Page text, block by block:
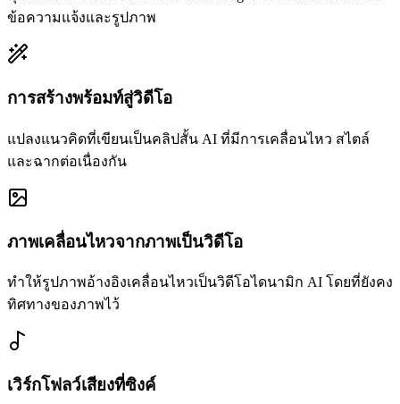
ข้อความแจ้งและรูปภาพ
การสร้างพร้อมท์สู่วิดีโอ
แปลงแนวคิดที่เขียนเป็นคลิปสั้น AI ที่มีการเคลื่อนไหว สไตล์
และฉากต่อเนื่องกัน
ภาพเคลื่อนไหวจากภาพเป็นวิดีโอ
ทำให้รูปภาพอ้างอิงเคลื่อนไหวเป็นวิดีโอไดนามิก AI โดยที่ยังคง
ทิศทางของภาพไว้
เวิร์กโฟลว์เสียงที่ซิงค์